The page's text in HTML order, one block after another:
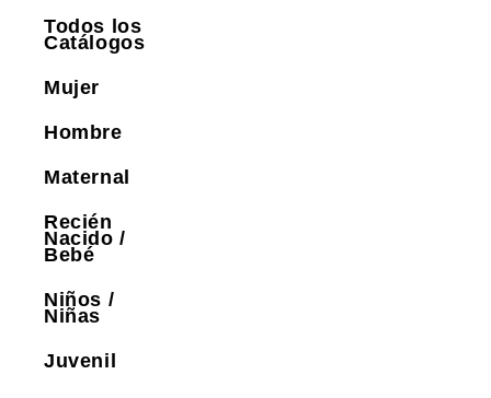
Todos los
Catálogos
Mujer
Hombre
Maternal
Recién
Nacido /
Bebé
Niños /
Niñas
Juvenil